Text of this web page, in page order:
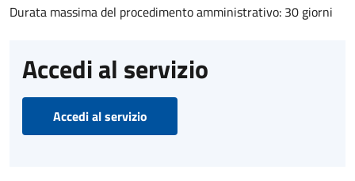
Durata massima del procedimento amministrativo: 30 giorni
Accedi al servizio
Accedi al servizio